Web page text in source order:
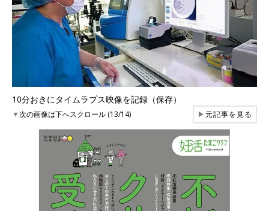
10分おきにタイムラプス映像を記録（保存）
▼次の画像は下へスクロール (13/14) ▶元記事を見る